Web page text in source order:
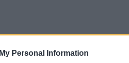
Personal Information